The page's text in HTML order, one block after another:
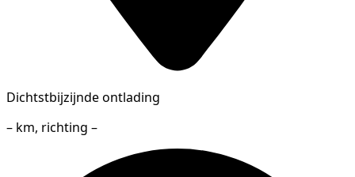
Dichtstbijzijnde ontlading
– km, richting –